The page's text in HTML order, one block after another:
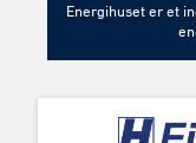
Energihuset er et